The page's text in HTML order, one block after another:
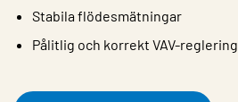
Stabila flödesmätningar
Pålitlig och korrekt VAV-reglering